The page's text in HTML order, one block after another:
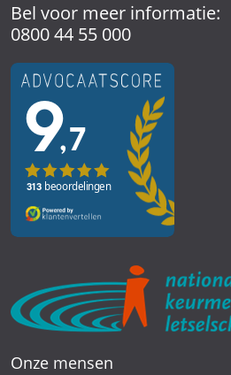
Bel voor meer informatie:
0800 44 55 000
Onze mensen